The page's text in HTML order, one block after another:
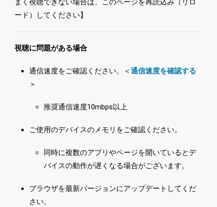
まく視聴できない場合は、このページを再読込み（リロ
ード）してください】
視聴に問題がある場合
通信速度をご確認ください。＜通信速度を確認する
＞
推奨通信速度10mbps以上
ご使用のデバイスのメモリをご確認ください。
同時に複数のアプリやページを開いているとデ
バイスの動作が遅くなる場合がございます。
ブラウザを最新バージョンにアップデートしてくだ
さい。